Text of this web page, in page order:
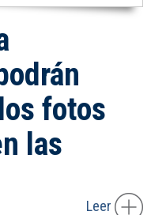
fotos
las
Leer